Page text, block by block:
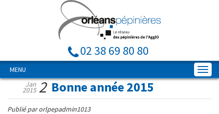
02 38 69 80 80
MENU
Bonne année 2015
Jan
2015 2
Publié par orlpepadmin1013